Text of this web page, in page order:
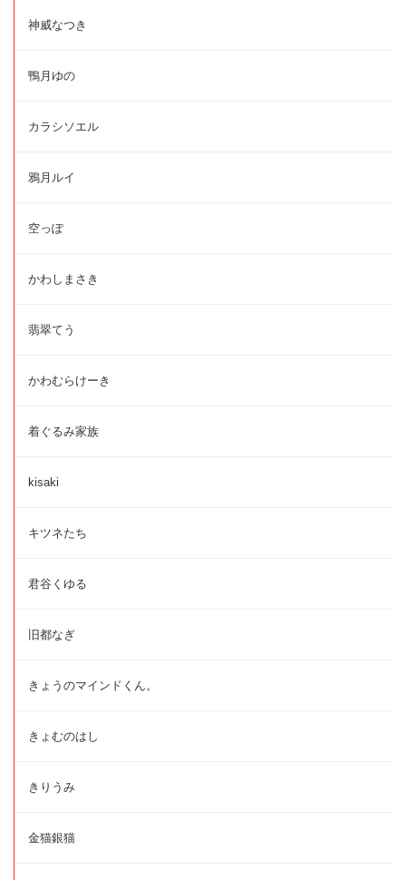
神威なつき
鴨月ゆの
カラシソエル
鴉月ルイ
空っぽ
かわしまさき
翡翠てう
かわむらけーき
着ぐるみ家族
kisaki
キツネたち
君谷くゆる
旧都なぎ
きょうのマインドくん。
きょむのはし
きりうみ
金猫銀猫